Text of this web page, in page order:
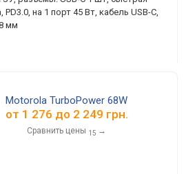
PD3.0, на 1 порт 45 Вт, кабель USB-C,
мм
Motorola TurboPower 68W
от 1 276 до 2 249 грн.
Сравнить цены 15 →